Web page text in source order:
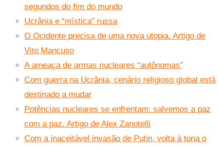
segundos do fim do mundo
Ucrânia e “mística” russa
O Ocidente precisa de uma nova utopia. Artigo de
Vito Mancuso
A ameaça de armas nucleares “autônomas”
Com guerra na Ucrânia, cenário religioso global está
destinado a mudar
Potências nucleares se enfrentam: salvemos a paz
com a paz. Artigo de Alex Zanotelli
Com a inaceitável invasão de Putin, volta à tona o